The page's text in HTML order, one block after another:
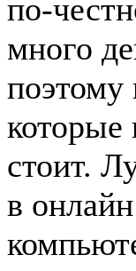
по-
много
поэтому
которые
стоит.
в